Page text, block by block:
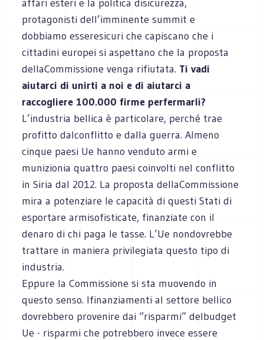
affari esteri e la politica disicurezza,
protagonisti dell’imminente summit e
dobbiamo esseresicuri che capiscano che i
cittadini europei si aspettano che la proposta
dellaCommissione venga rifiutata. Ti vadi
aiutarci di unirti a noi e di aiutarci a
raccogliere 100.000 firme perfermarli?
L’industria bellica è particolare, perché trae
profitto dalconflitto e dalla guerra. Almeno
cinque paesi Ue hanno venduto armi e
munizionia quattro paesi coinvolti nel conflitto
in Siria dal 2012. La proposta dellaCommissione
mira a potenziare le capacità di questi Stati di
esportare armisofisticate, finanziate con il
denaro di chi paga le tasse. L’Ue nondovrebbe
trattare in maniera privilegiata questo tipo di
industria.
Eppure la Commissione si sta muovendo in
questo senso. Ifinanziamenti al settore bellico
dovrebbero provenire dai “risparmi” delbudget
Ue - risparmi che potrebbero invece essere